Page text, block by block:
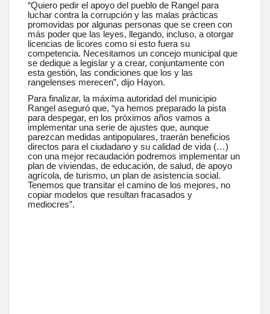
“Quiero pedir el apoyo del pueblo de Rangel para
luchar contra la corrupción y las malas prácticas
promovidas por algunas personas que se creen con
más poder que las leyes, llegando, incluso, a otorgar
licencias de licores como si esto fuera su
competencia. Necesitamos un concejo municipal que
se dedique a legislar y a crear, conjuntamente con
esta gestión, las condiciones que los y las
rangelenses merecen”, dijo Hayon.
Para finalizar, la máxima autoridad del municipio
Rangel aseguró que, “ya hemos preparado la pista
para despegar, en los próximos años vamos a
implementar una serie de ajustes que, aunque
parezcan medidas antipopulares, traerán beneficios
directos para el ciudadano y su calidad de vida (…)
con una mejor recaudación podremos implementar un
plan de viviendas, de educación, de salud, de apoyo
agrícola, de turismo, un plan de asistencia social.
Tenemos que transitar el camino de los mejores, no
copiar modelos que resultan fracasados y
mediocres”.